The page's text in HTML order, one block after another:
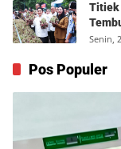
Titiek
Juta
Senin,
Pos Populer